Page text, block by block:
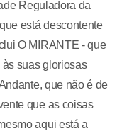
Reguladora da
está descontente
O MIRANTE - que
suas gloriosas
que não é de
que as coisas
aqui está a